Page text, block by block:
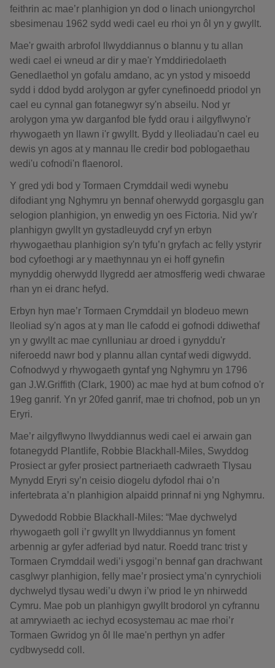
feithrin ac mae’r planhigion yn dod o linach uniongyrchol
sbesimenau 1962 sydd wedi cael eu rhoi yn ôl yn y gwyllt.
Mae'r gwaith arbrofol llwyddiannus o blannu y tu allan
wedi cael ei wneud ar dir y mae'r Ymddiriedolaeth
Genedlaethol yn gofalu amdano, ac yn ystod y misoedd
sydd i ddod bydd arolygon ar gyfer cynefinoedd priodol yn
cael eu cynnal gan fotanegwyr sy'n abseilu. Nod yr
arolygon yma yw darganfod ble fydd orau i ailgyflwyno'r
rhywogaeth yn llawn i'r gwyllt. Bydd y lleoliadau'n cael eu
dewis yn agos at y mannau lle credir bod poblogaethau
wedi'u cofnodi'n flaenorol.
Y gred ydi bod y Tormaen Crymddail wedi wynebu
difodiant yng Nghymru yn bennaf oherwydd gorgasglu gan
selogion planhigion, yn enwedig yn oes Fictoria. Nid yw'r
planhigyn gwyllt yn gystadleuydd cryf yn erbyn
rhywogaethau planhigion sy'n tyfu’n gryfach ac felly ystyrir
bod cyfoethogi ar y maethynnau yn ei hoff gynefin
mynyddig oherwydd llygredd aer atmosfferig wedi chwarae
rhan yn ei dranc hefyd.
Erbyn hyn mae’r Tormaen Crymddail yn blodeuo mewn
lleoliad sy'n agos at y man lle cafodd ei gofnodi ddiwethaf
yn y gwyllt ac mae cynlluniau ar droed i gynyddu'r
niferoedd nawr bod y plannu allan cyntaf wedi digwydd.
Cofnodwyd y rhywogaeth gyntaf yng Nghymru yn 1796
gan J.W.Griffith (Clark, 1900) ac mae hyd at bum cofnod o'r
19eg ganrif. Yn yr 20fed ganrif, mae tri chofnod, pob un yn
Eryri.
Mae’r ailgyflwyno llwyddiannus wedi cael ei arwain gan
fotanegydd Plantlife, Robbie Blackhall-Miles, Swyddog
Prosiect ar gyfer prosiect partneriaeth cadwraeth Tlysau
Mynydd Eryri sy’n ceisio diogelu dyfodol rhai o’n
infertebrata a’n planhigion alpaidd prinnaf ni yng Nghymru.
Dywedodd Robbie Blackhall-Miles: “Mae dychwelyd
rhywogaeth goll i’r gwyllt yn llwyddiannus yn foment
arbennig ar gyfer adferiad byd natur. Roedd tranc trist y
Tormaen Crymddail wedi’i ysgogi’n bennaf gan drachwant
casglwyr planhigion, felly mae’r prosiect yma’n cynrychioli
dychwelyd tlysau wedi’u dwyn i’w priod le yn nhirwedd
Cymru. Mae pob un planhigyn gwyllt brodorol yn cyfrannu
at amrywiaeth ac iechyd ecosystemau ac mae rhoi’r
Tormaen Gwridog yn ôl lle mae'n perthyn yn adfer
cydbwysedd coll.